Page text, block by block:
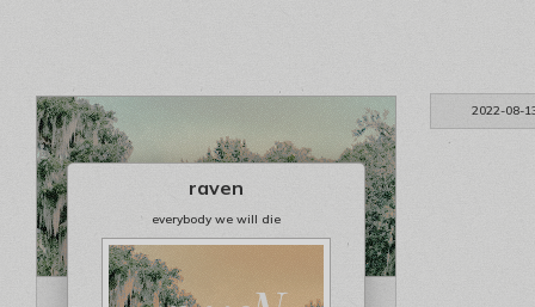
2022-08-
raven
everybody we will die